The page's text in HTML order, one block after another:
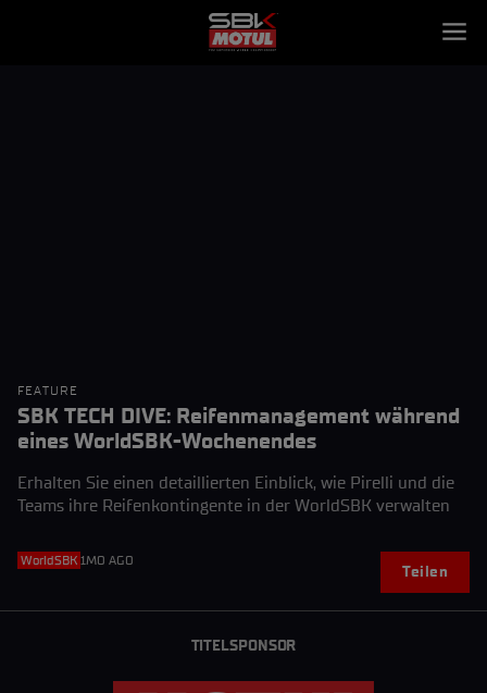
FEATURE
SBK TECH DIVE: Reifenmanagement während
eines WorldSBK-Wochenendes
Erhalten Sie einen detaillierten Einblick, wie Pirelli und die
Teams ihre Reifenkontingente in der WorldSBK verwalten
WorldSBK 1MO AGO
Teilen
TITELSPONSOR